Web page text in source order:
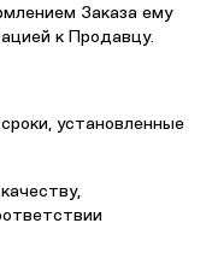
Заказа ему
к Продавцу.
установленные